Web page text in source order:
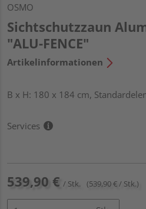
OSMO
Sichtschutzzaun
"ALU-FENCE"
Artikelinformationen
B x H: 180 x 184 cm,
Services
539,90 € / Stk. (539,90 € / Stk.)